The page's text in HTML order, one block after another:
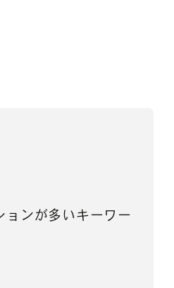
ョンが多いキーワー